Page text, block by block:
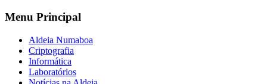
Menu Principal
Aldeia Numaboa
Criptografia
Informática
Laboratórios